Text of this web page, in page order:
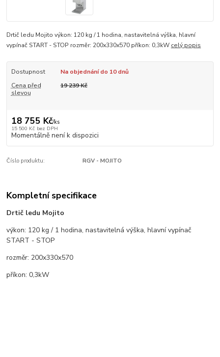
Drtič ledu Mojito výkon: 120 kg / 1 hodina, nastavitelná výška, hlavní
vypínač START - STOP rozměr: 200x330x570 příkon: 0,3kW celý popis
Dostupnost
Na objednání do 10 dnů
Cena před
slevou
19 239 Kč
18 755 Kč/ks
15 500 Kč bez DPH
Momentálně není k dispozici
Číslo produktu: RGV - MOJITO
Kompletní specifikace
Drtič ledu Mojito
výkon: 120 kg / 1 hodina, nastavitelná výška, hlavní vypínač
START - STOP
rozměr: 200x330x570
příkon: 0,3kW